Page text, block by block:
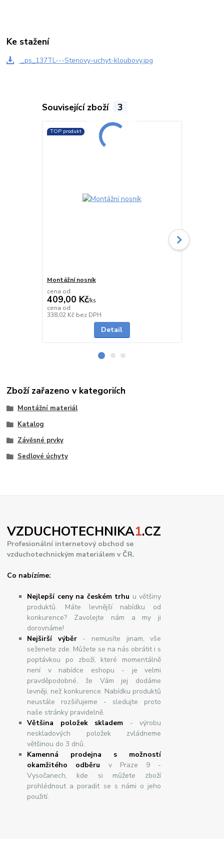
Ke stažení
_ps_137TL---Stenovy-uchyt-kloubovy.jpg
Související zboží 3
TOP produkt
Montážní nosník
cena od
409,00 Kč/ks
cena od
338,02 Kč bez DPH
Detail
Zboží zařazeno v kategoriích
Montážní materiál
Katalog
Závěsné prvky
Sedlové úchyty
VZDUCHOTECHNIKA1.CZ
Profesionální internetový obchod se
vzduchotechnickým materiálem v ČR.
Co nabízíme:
Nejlepší ceny na českém trhu u většiny
produktů. Máte levnější nabídku od
konkurence? Zavolejte nám a my ji
dorovnáme!
Nejširšívýběr- nemusíte jinam, vše
seženete zde. Můžete se na nás obrátit i s
poptávkou po zboží, které momentálně
není v nabídce eshopu - je velmi
pravděpodobné, že Vám jej dodáme
levněji, než konkurence. Nabídku produktů
neustále rozšiřujeme - sledujte proto
naše stránky pravidelně.
Většina položek skladem - výrobu
neskladových položek zvládneme
většinou do 3 dnů.
Kamenná prodejna s možností
okamžitého odběru v Praze 9 -
Vysočanech, kde si můžete zboží
prohlédnout a poradit se s námi o jeho
použití.